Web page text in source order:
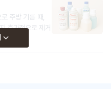
주방 기름 때,
효과적으로 제거